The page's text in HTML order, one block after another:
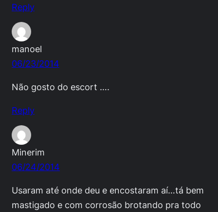
Reply
manoel
06/23/2014
Não gosto do escort ….
Reply
Minerim
06/24/2014
Usaram até onde deu e encostaram aí…tá bem
mastigado e com corrosão brotando pra todo